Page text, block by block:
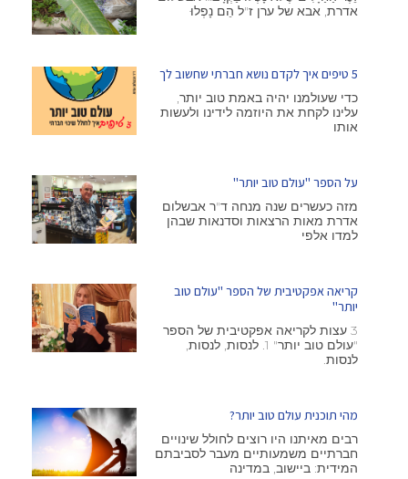
אדרת, אבא של ערן ז"ל הֵם נָפְלוּ
5 טיפים איך לקדם נושא חברתי שחשוב לך
כדי שעולמנו יהיה באמת טוב יותר,
עלינו לקחת את היוזמה לידינו ולעשות
אותו
על הספר "עולם טוב יותר"
מזה כעשרים שנה מנחה ד"ר אבשלום
אדרת מאות הרצאות וסדנאות שבהן
למדו אלפי
קריאה אפקטיבית של הספר "עולם טוב
יותר"
3 עצות לקריאה אפקטיבית של הספר
"עולם טוב יותר" 1. לנסות, לנסות,
לנסות.
מהי תוכנית עולם טוב יותר?
רבים מאיתנו היו רוצים לחולל שינויים
חברתיים משמעותיים מעבר לסביבתם
המידית: ביישוב, במדינה